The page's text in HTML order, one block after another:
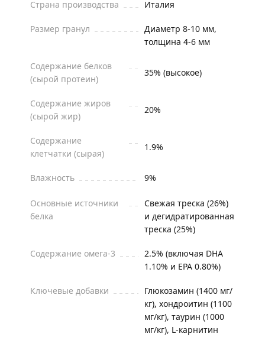
Страна производства Италия
Размер гранул
Диаметр 8-10 мм,
толщина 4-6 мм
Содержание белков
(сырой протеин)
35% (высокое)
Содержание жиров
(сырой жир)
20%
Содержание
клетчатки (сырая)
1.9%
Влажность 9%
Основные источники
белка
Свежая треска (26%)
и дегидратированная
треска (25%)
Содержание омега-3
2.5% (включая DHA
1.10% и EPA 0.80%)
Ключевые добавки
Глюкозамин (1400 мг/
кг), хондроитин (1100
мг/кг), таурин (1000
мг/кг), L-карнитин